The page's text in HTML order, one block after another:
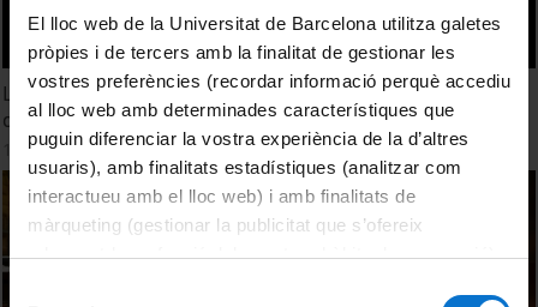
El lloc web de la Universitat de Barcelona utilitza galetes
pròpies i de tercers amb la finalitat de gestionar les
vostres preferències (recordar informació perquè accediu
al lloc web amb determinades característiques que
puguin diferenciar la vostra experiència de la d’altres
usuaris), amb finalitats estadístiques (analitzar com
interactueu amb el lloc web) i amb finalitats de
màrqueting (gestionar la publicitat que s’ofereix
adequant-la en funció dels vostres hàbits de navegació).
La conservació preventiva del dipòsit del Prado. El rapte
de les sabines de la Biblioteca de Lletres
15 Mayo, 2024